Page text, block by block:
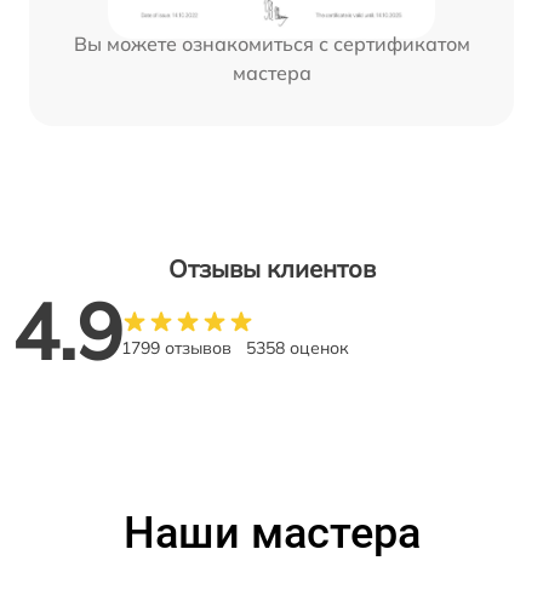
Вы можете ознакомиться с сертификатом
мастера
Отзывы клиентов
4.91799 отзывов 5358 оценок
Наши мастера